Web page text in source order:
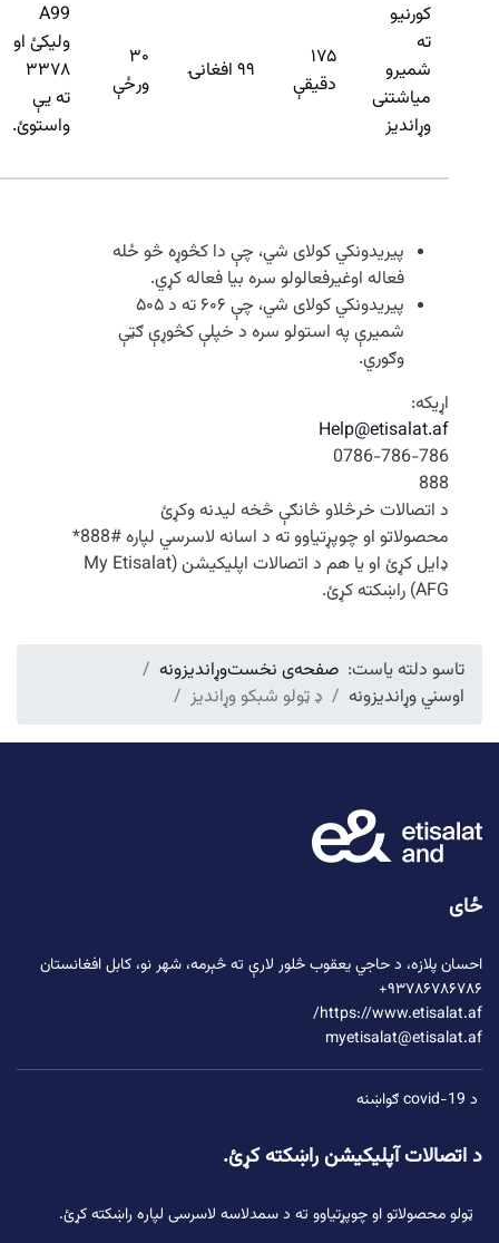
A99
ولیکئ او
۳۳۷۸
ته یې
واستوئ.
۳۰
ورځې
۹۹ افغانۍ
۱۷۵
دقیقې
کورنیو
ته
شمیرو
میاشتنی
وړاندیز
پیریدونکي کولای شي، چې دا کڅوړه څو ځله
فعاله اوغیرفعالولو سره بیا فعاله کړي.
پیریدونکي کولای شي، چې ۶۰۶ ته د ۵۰۵
شمیرې په استولو سره د خپلې کڅوړې ګټې
وګوري.
اړیکه:
Help@etisalat.af
0786-786-786
888
د اتصالات خرڅلاو څانګې څخه لیدنه وکړئ
محصولاتو او چوپړتیاوو ته د اسانه لاسرسي لپاره #888*
ډایل کړئ او یا هم د اتصالات اپلیکیشن (My Etisalat
AFG) راښکته کړئ.
تاسو دلته یاست: صفحه‌ی نخستوړاندیزونه
اوسني وړاندیزونه
ډ ټولو شبکو وړاندیز
ځای
احسان پلازه، د حاجي یعقوب څلور لارې ته څېرمه، شهر نو، کابل افغانستان
۹۳۷۸۶۷۸۶۷۸۶+
https://www.etisalat.af/
myetisalat@etisalat.af
د covid-19 ګواښنه
د اتصالات آپلیکیشن راښکته کړئ.
ټولو محصولاتو او چوپړتیاوو ته د سمدلاسه لاسرسی لپاره راښکته کړئ.